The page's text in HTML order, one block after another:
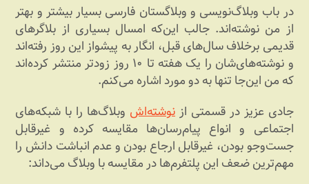
در باب وبلاگ‌نویسی و وبلاگستان فارسی بسیار بیشتر و بهتر
از من نوشته‌اند. جالب این‌که امسال بسیاری از بلاگرهای
قدیمی برخلاف سال‌های قبل، انگار به پیشواز این روز رفته‌اند
و نوشته‌های‌شان را یک هفته تا ۱۰ روز زودتر منتشر کرده‌اند
که من این‌جا تنها به دو مورد اشاره می‌کنم.
جادی عزیز در قسمتی از نوشته‌اش وبلاگ‌ها را با شبکه‌های
اجتماعی و انواع پیام‌رسان‌ها مقایسه کرده و غیرقابل
جست‌وجو بودن، غیرقابل ارجاع بودن و عدم انباشت دانش را
مهم‌ترین ضعف این پلتفرم‌ها در مقایسه با وبلاگ می‌داند: